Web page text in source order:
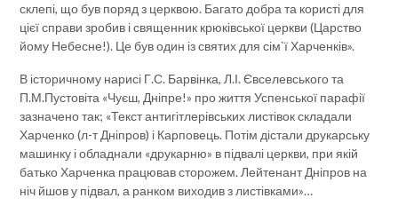
склепі, що був поряд з церквою. Багато добра та користі для
цієї справи зробив і священник крюківської церкви (Царство
йому Небесне!). Це був один із святих для сім`ї Харченків».
В історичному нарисі Г.С. Барвінка, Л.І. Євселевського та
П.М.Пустовіта «Чуєш, Дніпре!» про життя Успенської парафії
зазначено так; «Текст антигітлерівських листівок складали
Харченко (л-т Дніпров) і Карповець. Потім дістали друкарську
машинку і обладнали «друкарню» в підвалі церкви, при якій
батько Харченка працював сторожем. Лейтенант Дніпров на
ніч йшов у підвал, а ранком виходив з листівками»…